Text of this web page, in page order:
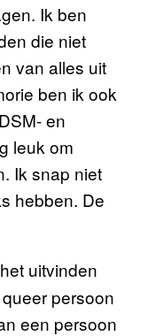
Ik ben
die niet
van alles uit
ben ik ook
en
leuk om
Ik snap niet
hebben. De
uitvinden
persoon
een persoon